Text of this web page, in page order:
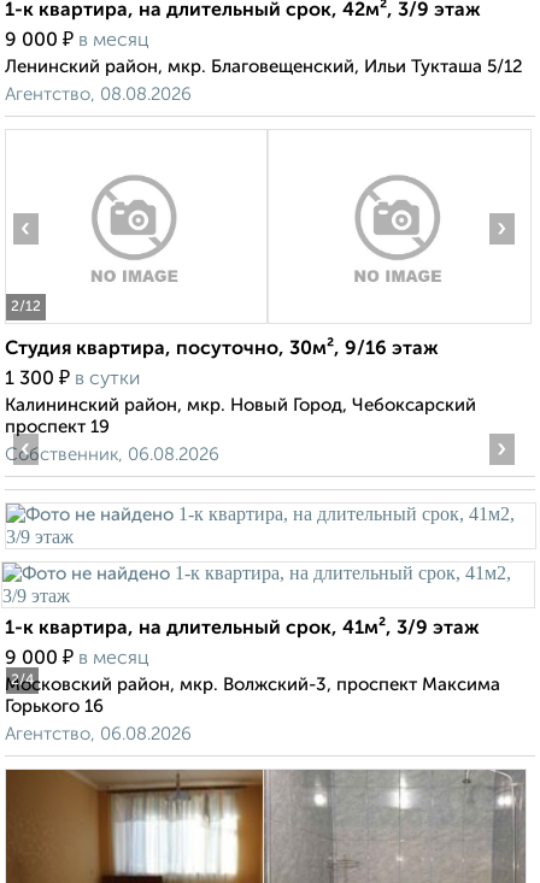
1-к квартира, на длительный срок, 42м², 3/9 этаж
9 000 ₽ в месяц
Ленинский район, мкр. Благовещенский, Ильи Тукташа 5/12
Агентство, 08.08.2026
2/12
‹ ›
Студия квартира, посуточно, 30м², 9/16 этаж
1 300 ₽ в сутки
Калининский район, мкр. Новый Город, Чебоксарский
проспект 19
Собственник, 06.08.2026
2/4
‹ ›
1-к квартира, на длительный срок, 41м², 3/9 этаж
9 000 ₽ в месяц
Московский район, мкр. Волжский-3, проспект Максима
Горького 16
Агентство, 06.08.2026